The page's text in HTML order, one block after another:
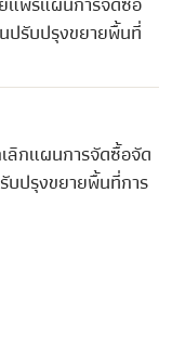
ปรับปรุงขยายพื้นที่
ลิกแผนการจัดซื้อจัด
บปรุงขยายพื้นที่การ